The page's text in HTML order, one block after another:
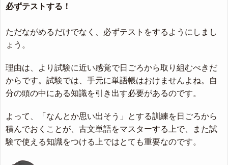
必ずテストする！
ただながめるだけでなく、必ずテストをするようにしまし
ょう。
理由は、より試験に近い感覚で日ごろから取り組むべきだ
からです。試験では、手元に単語帳はおけませんよね。自
分の頭の中にある知識を引き出す必要があるのです。
よって、「なんとか思い出そう」とする訓練を日ごろから
積んでおくことが、古文単語をマスターする上で、また試
験で使える知識をつける上ではとても重要なのです。